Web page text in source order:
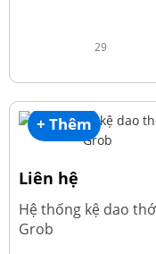
29
+ Thêm
Liên hệ
Hệ thống kệ dao
Grob